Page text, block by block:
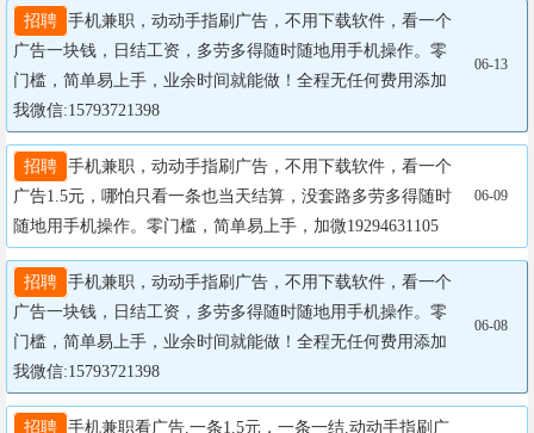
招聘 手机兼职，动动手指刷广告，不用下载软件，看一个
广告一块钱，日结工资，多劳多得随时随地用手机操作。零
门槛，简单易上手，业余时间就能做！全程无任何费用添加
我微信:15793721398
06-13
招聘 手机兼职，动动手指刷广告，不用下载软件，看一个
广告1.5元，哪怕只看一条也当天结算，没套路多劳多得随时
随地用手机操作。零门槛，简单易上手，加微19294631105
06-09
招聘 手机兼职，动动手指刷广告，不用下载软件，看一个
广告一块钱，日结工资，多劳多得随时随地用手机操作。零
门槛，简单易上手，业余时间就能做！全程无任何费用添加
我微信:15793721398
06-08
招聘 手机兼职看广告.一条1.5元，一条一结.动动手指刷广